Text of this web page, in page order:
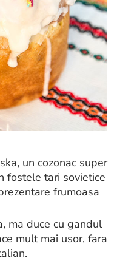
un cozonac super
fostele tari sovietice
frumoasa
ma duce cu gandul
mult mai usor, fara